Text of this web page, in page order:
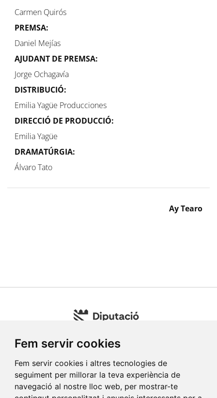
Fem servir cookies
Fem servir cookies i altres tecnologies de
seguiment per millorar la teva experiència de
navegació al nostre lloc web, per mostrar-te
Carmen Quirós
PREMSA:
Daniel Mejías
AJUDANT DE PREMSA:
Jorge Ochagavía
DISTRIBUCIÓ:
Emilia Yagüe Producciones
DIRECCIÓ DE PRODUCCIÓ:
Emilia Yagüe
DRAMATÚRGIA:
Álvaro Tato
Ay Tearo